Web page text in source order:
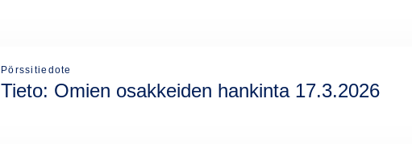
Pörssitiedote
Tieto: Omien osakkeiden hankinta 17.3.2026